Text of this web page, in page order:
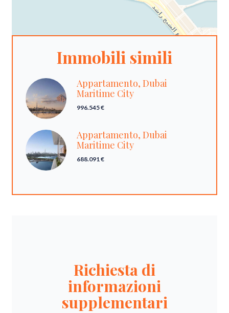
Immobili simili
Appartamento, Dubai
Maritime City
996.545 €
Appartamento, Dubai
Maritime City
688.091 €
Richiesta di
informazioni
supplementari